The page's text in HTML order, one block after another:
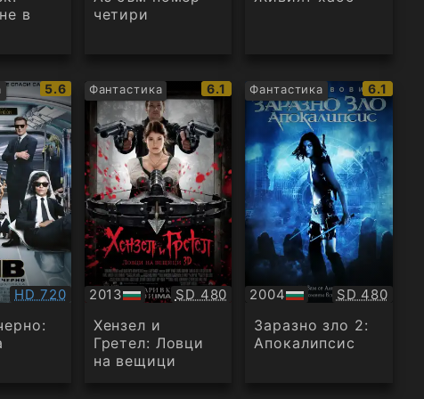
в
четири
IMDb
рейтинг:
5.6
Качество:
HD 720
Фантастика
IMDb
рейтинг:
6.1
2013
БГ
аудио
Качество:
SD 480
Хензел и
Гретел: Ловци
на вещици
Фантастика
IMDb
6.1
2004
БГ
аудио
Качество:
SD 480
Заразно зло 2:
Апокалипсис